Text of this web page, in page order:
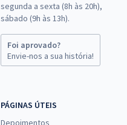
segunda a sexta (8h às 20h),
sábado (9h às 13h).
Foi aprovado?
Envie-nos a sua história!
PÁGINAS ÚTEIS
Depoimentos